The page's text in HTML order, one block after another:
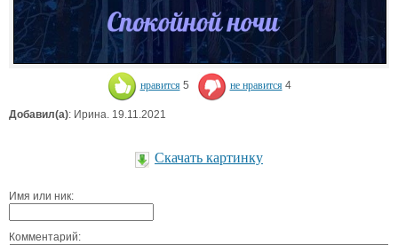
нравится 5 не нравится 4
Добавил(а): Ирина. 19.11.2021
Скачать картинку
Имя или ник:
Комментарий: